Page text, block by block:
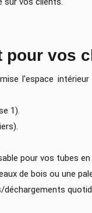
pour vos
l'espace
1).
pour vos tubes
de bois ou une